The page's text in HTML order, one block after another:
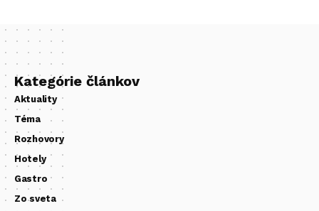
Kategórie článkov
Aktuality
Téma
Rozhovory
Hotely
Gastro
Zo sveta